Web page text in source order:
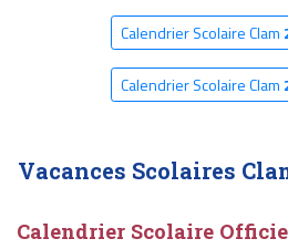
Calendrier Scolaire Clam
Calendrier Scolaire Clam
Vacances Scolaires
Calendrier Scolaire